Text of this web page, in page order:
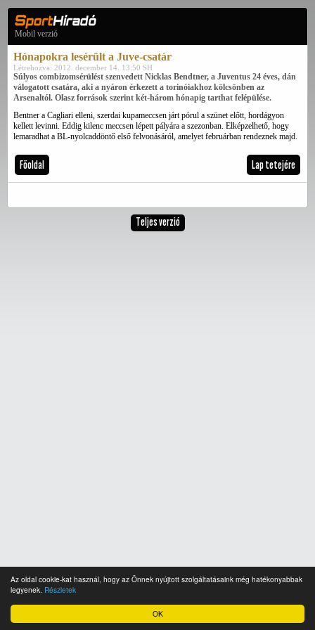
OK
Az oldal cookie-kat használ, hogy az Önnek nyújtott szolgáltatásaink még hatékonyabbak
legyenek. Részletek
Mobil verzió
Hónapokra lesérült a Juve-csatár
Létrehozva: 2012. december 14. 13:50 SH
Súlyos combizomsérülést szenvedett Nicklas Bendtner, a Juventus 24 éves, dán
válogatott csatára, aki a nyáron érkezett a torinóiakhoz kölcsönben az
Arsenaltól. Olasz források szerint két-három hónapig tarthat felépülése.
Bentner a Cagliari elleni, szerdai kupameccsen járt pórul a szünet előtt, hordágyon
kellett levinni. Eddig kilenc meccsen lépett pályára a szezonban. Elképzelhető, hogy
lemaradhat a BL-nyolcaddöntő első felvonásáról, amelyet februárban rendeznek majd.
Főoldal Lap tetejére
Teljes verzió